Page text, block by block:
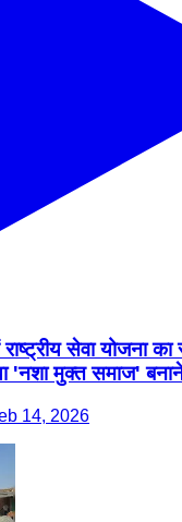
सेवा योजना का
'नशा मुक्त समाज'
14, 2026